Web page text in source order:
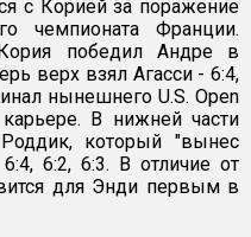
с Корией за поражение
чемпионата Франции.
победил Андре в
верх взял Агасси - 6:4,
нынешнего U.S. Open
В нижней части
Роддик, который "вынес
6:2, 6:3. В отличие от
для Энди первым в